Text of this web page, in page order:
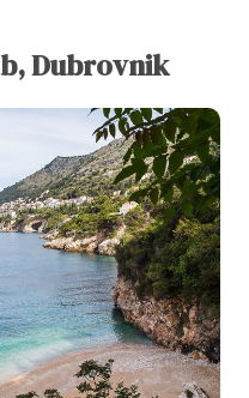
Dubrovnik